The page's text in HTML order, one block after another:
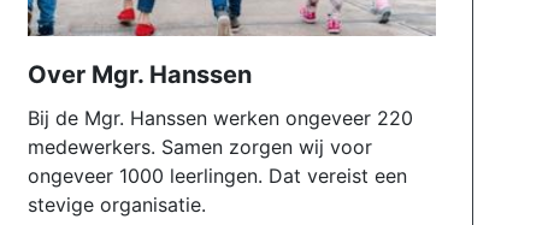
Over Mgr. Hanssen
Bij de Mgr. Hanssen werken ongeveer 220
medewerkers. Samen zorgen wij voor
ongeveer 1000 leerlingen. Dat vereist een
stevige organisatie.